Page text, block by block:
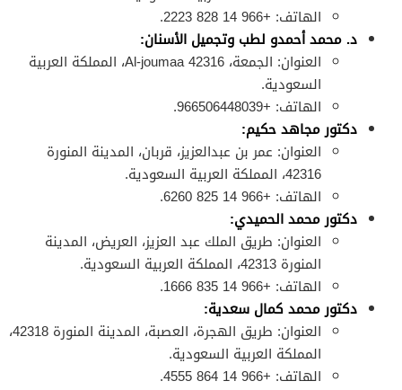
الهاتف: +966 14 828 2223.
د. محمد أحمدو لطب وتجميل الأسنان:
العنوان: الجمعة، Al-joumaa 42316، المملكة العربية
السعودية.
الهاتف: +966506448039.
دكتور مجاهد حكيم:
العنوان: عمر بن عبدالعزيز، قربان، المدينة المنورة
42316، المملكة العربية السعودية.
الهاتف: +966 14 825 6260.
دكتور محمد الحميدي:
العنوان: طريق الملك عبد العزيز، العريض، المدينة
المنورة 42313، المملكة العربية السعودية.
الهاتف: +966 14 835 1666.
دكتور محمد كمال سعدية:
العنوان: طريق الهجرة، العصبة، المدينة المنورة 42318،
المملكة العربية السعودية.
الهاتف: +966 14 864 4555.